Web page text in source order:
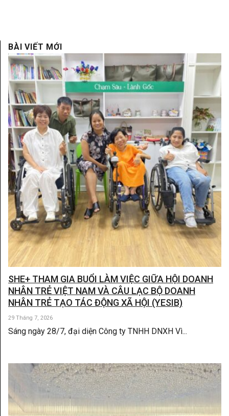
BÀI VIẾT MỚI
SHE+ THAM GIA BUỔI LÀM VIỆC GIỮA HỘI DOANH
NHÂN TRẺ VIỆT NAM VÀ CÂU LẠC BỘ DOANH
NHÂN TRẺ TẠO TÁC ĐỘNG XÃ HỘI (YESIB)
29 Tháng 7, 2026
Sáng ngày 28/7, đại diện Công ty TNHH DNXH Vì...